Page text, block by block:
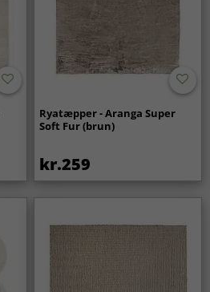
Ryatæpper - Aranga Super
Soft Fur (brun)
kr.259